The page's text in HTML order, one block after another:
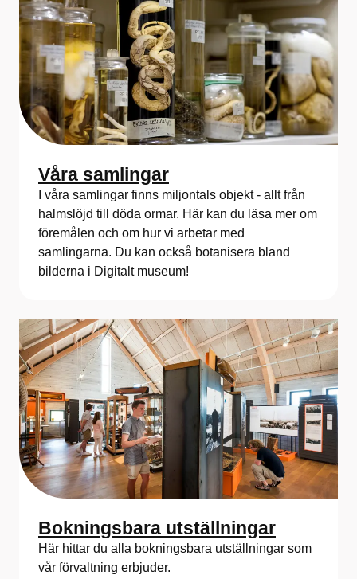
Våra samlingar
I våra samlingar finns miljontals objekt - allt från
halmslöjd till döda ormar. Här kan du läsa mer om
föremålen och om hur vi arbetar med
samlingarna. Du kan också botanisera bland
bilderna i Digitalt museum!
Bokningsbara utställningar
Här hittar du alla bokningsbara utställningar som
vår förvaltning erbjuder.